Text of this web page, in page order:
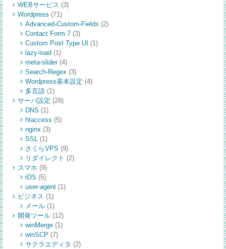
WEBサービス (3)
Wordpress (71)
Advanced-Custom-Fields (2)
Contact Form 7(3)
Custom Post Type UI (1)
lazy-load (1)
meta-slider(4)
Search-Regex (3)
Wordpress基本設定 (4)
多言語(1)
サーバ設定 (28)
DNS (1)
htaccess (5)
nginx (3)
SSL(1)
さくらVPS (9)
リダイレクト (2)
スマホ (9)
iOS (5)
user-agent(1)
ビジネス (1)
メール(1)
開発ツール(12)
winMerge(1)
winSCP (7)
サクラエディタ (2)